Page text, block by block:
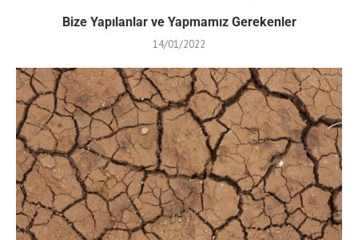
Bize Yapılanlar ve Yapmamız Gerekenler
14/01/2022